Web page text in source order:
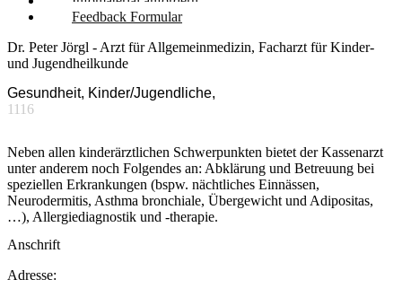
Feedback Formular
Dr. Peter Jörgl - Arzt für Allgemeinmedizin, Facharzt für Kinder-
und Jugendheilkunde
Gesundheit, Kinder/Jugendliche,
1116
Neben allen kinderärztlichen Schwerpunkten bietet der Kassenarzt
unter anderem noch Folgendes an: Abklärung und Betreuung bei
speziellen Erkrankungen (bspw. nächtliches Einnässen,
Neurodermitis, Asthma bronchiale, Übergewicht und Adipositas,
…), Allergiediagnostik und -therapie.
Anschrift
Adresse: